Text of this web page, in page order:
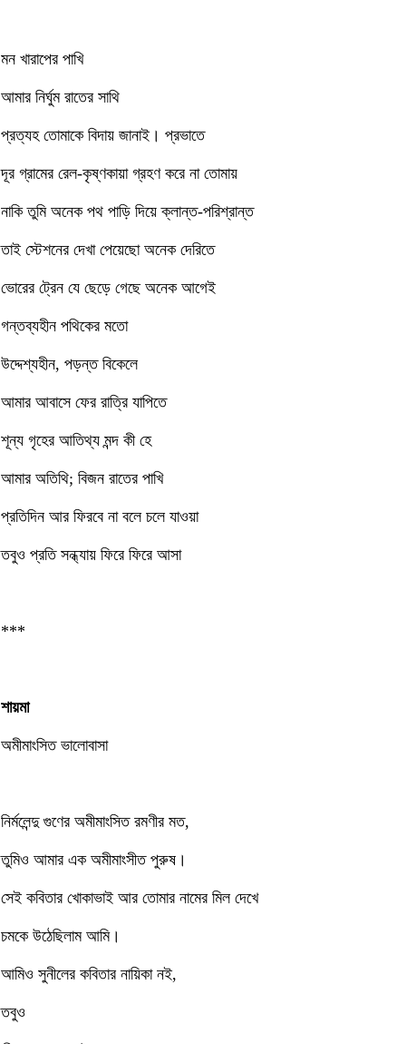
মন খারাপের পাখি
আমার নির্ঘুম রাতের সাথি
প্রত্যহ তোমাকে বিদায় জানাই। প্রভাতে
দূর গ্রামের রেল-কৃষ্ণকায়া গ্রহণ করে না তোমায়
নাকি তুমি অনেক পথ পাড়ি দিয়ে ক্লান্ত-পরিশ্রান্ত
তাই স্টেশনের দেখা পেয়েছো অনেক দেরিতে
ভোরের ট্রেন যে ছেড়ে গেছে অনেক আগেই
গন্তব্যহীন পথিকের মতো
উদ্দেশ্যহীন, পড়ন্ত বিকেলে
আমার আবাসে ফের রাত্রি যাপিতে
শূন্য গৃহের আতিথ্য মন্দ কী হে
আমার অতিথি; বিজন রাতের পাখি
প্রতিদিন আর ফিরবে না বলে চলে যাওয়া
তবুও প্রতি সন্ধ্যায় ফিরে ফিরে আসা
***
শায়মা
অমীমাংসিত ভালোবাসা
নির্মলেন্দু গুণের অমীমাংসিত রমণীর মত,
তুমিও আমার এক অমীমাংসীত পুরুষ।
সেই কবিতার খোকাভাই আর তোমার নামের মিল দেখে
চমকে উঠেছিলাম আমি।
আমিও সুনীলের কবিতার নায়িকা নই,
তবুও